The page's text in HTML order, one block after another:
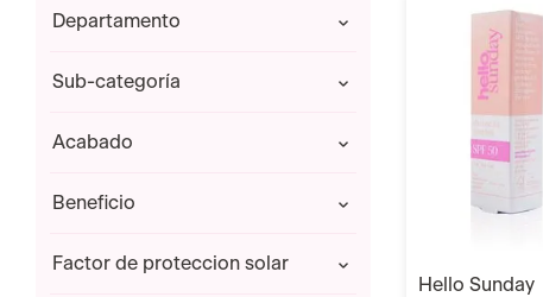
departamento
DERMOCOSMÉTICA
sub-categoría
Facial
acabado
beneficio
factor de proteccion solar
hello sunday